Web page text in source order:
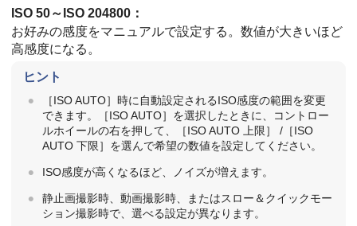
ISO 50～ISO 204800：
お好みの感度をマニュアルで設定する。数値が大きいほど
高感度になる。
ヒント
［ISO AUTO］ 時に自動設定されるISO感度の範囲を変更
できます。
［ISO AUTO］ を選択したときに、コントロー
ルホイールの右を押して、
［ISO AUTO 上限］
/［ISO
AUTO 下限］ を選んで希望の数値を設定してください。
ISO感度が高くなるほど、ノイズが増えます。
静止画撮影時、動画撮影時、またはスロー＆クイックモー
ション撮影時で、選べる設定が異なります。